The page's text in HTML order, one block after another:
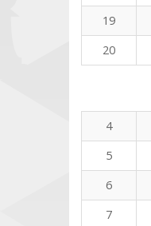
19
20
4
5
6
7